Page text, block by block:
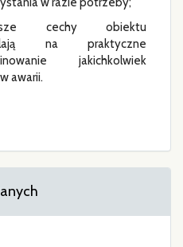
cechy obiektu
na praktyczne
jakichkolwiek
awarii.